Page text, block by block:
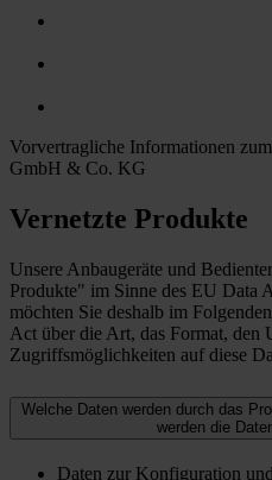
Vorvertragliche Informationen
GmbH & Co. KG
Vernetzte Produkte
Unsere Anbaugeräte und
Produkte" im Sinne des EU Data
möchten Sie deshalb im
Act über die Art, das Format, den
Zugriffsmöglichkeiten auf diese
Welche Daten werden durch das
werden die
Daten zur Konfiguration